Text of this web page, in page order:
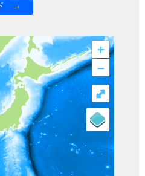
ド →
+
–
⤢